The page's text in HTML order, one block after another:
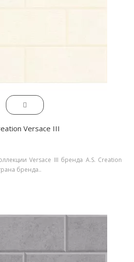
Versace III
Versace III бренда A.S. Creation
бренда..